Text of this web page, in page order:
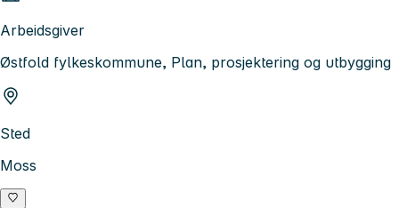
Arbeidsgiver
Østfold fylkeskommune, Plan, prosjektering og utbygging
Sted
Moss